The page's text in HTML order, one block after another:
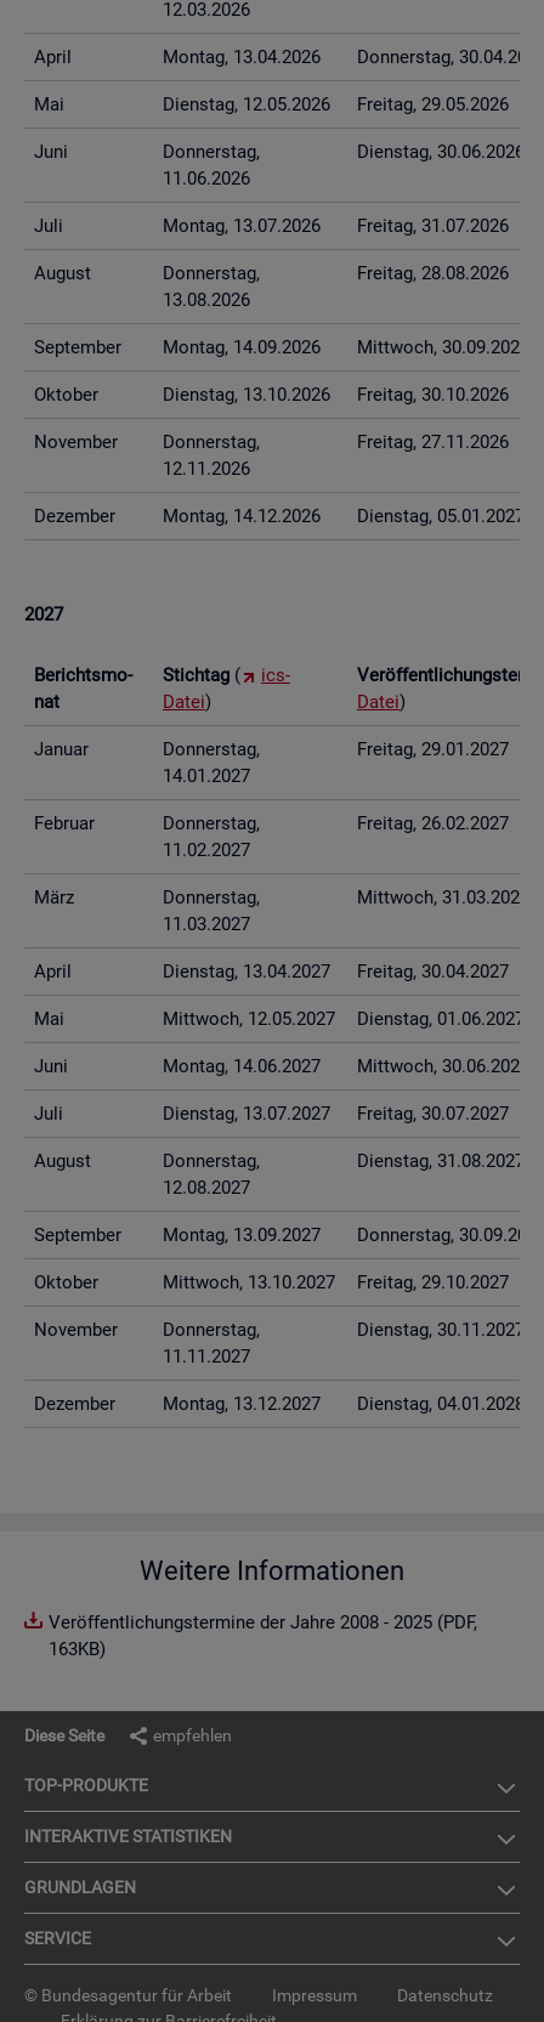
12.03.2026
April Mon­tag, 13.04.2026 Don­ners­tag,
Mai Diens­tag, 12.05.2026 Frei­tag, 29.05.2026
Juni
Don­ners­tag,
11.06.2026
Diens­tag, 30.06.2026
Juli Mon­tag, 13.07.2026 Frei­tag, 31.07.2026
Au­gust
Don­ners­tag,
13.08.2026
Frei­tag, 28.08.2026
Sep­tem­ber Mon­tag, 14.09.2026 Mitt­woch, 30.09.2026
Ok­to­ber Diens­tag, 13.10.2026 Frei­tag, 30.10.2026
No­vem­ber
Don­ners­tag,
12.11.2026
Frei­tag, 27.11.2026
De­zem­ber Mon­tag, 14.12.2026 Diens­tag, 05.01.2027
2027
Be­richts­mo­
nat
Stich­tag (
ics-
Datei)
Datei)
Ja­nu­ar
Don­ners­tag,
14.01.2027
Frei­tag, 29.01.2027
Fe­bru­ar
Don­ners­tag,
11.02.2027
Frei­tag, 26.02.2027
März
Don­ners­tag,
11.03.2027
Mitt­woch, 31.03.2027
April Diens­tag, 13.04.2027 Frei­tag, 30.04.2027
Mai Mitt­woch, 12.05.2027 Diens­tag, 01.06.2027
Juni Mon­tag, 14.06.2027 Mitt­woch, 30.06.2027
Juli Diens­tag, 13.07.2027 Frei­tag, 30.07.2027
Au­gust
Don­ners­tag,
12.08.2027
Diens­tag, 31.08.2027
Sep­tem­ber Mon­tag, 13.09.2027 Don­ners­tag,
Ok­to­ber Mitt­woch, 13.10.2027 Frei­tag, 29.10.2027
No­vem­ber
Don­ners­tag,
11.11.2027
Diens­tag, 30.11.2027
De­zem­ber Mon­tag, 13.12.2027 Diens­tag, 04.01.2028
Weitere Informationen
Veröffentlichungstermine der Jahre 2008 - 2025 (PDF,
163KB)
Diese Seite empfehlen
TOP-PRO­DUK­TE
IN­TER­AK­TI­VE STA­TIS­TI­KEN
GRUND­LA­GEN
SER­VICE
© Bundesagentur für Arbeit Impressum
Datenschutz